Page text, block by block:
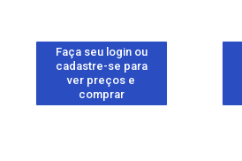
Faça seu login ou
cadastre-se para
ver preços e
comprar